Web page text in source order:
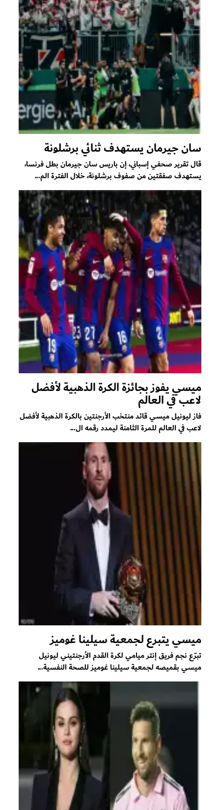
سان جيرمان يستهدف ثنائي برشلونة
قال تقرير صحفي إسباني، إن باريس سان جيرمان بطل فرنسا،
يستهدف صفقتين من صفوف برشلونة، خلال الفترة الم...
ميسي يفوز بجائزة الكرة الذهبية لأفضل
لاعب في العالم
فاز ليونيل ميسي قائد منتخب الأرجنتين بالكرة الذهبية لأفضل
لاعب في العالم للمرة الثامنة ليمدد رقمه ال...
ميسي يتبرع لجمعية سيلينا غوميز
تبرّع نجم فريق إنتر ميامي لكرة القدم الأرجنتيني ليونيل
ميسي بقميصه لجمعية سيلينا غوميز للصحة النفسية...